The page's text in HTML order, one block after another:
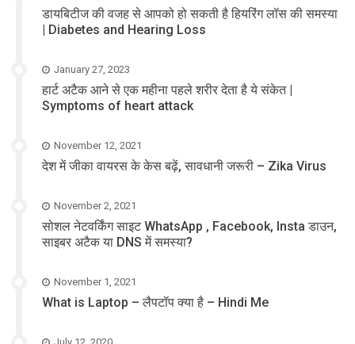
डायबिटीज की वजह से आपको हो सकती है हियरिंग लॉस की समस्या
| Diabetes and Hearing Loss
January 27, 2023
हार्ट अटैक आने से एक महीना पहले शरीर देता है ये संकेत |
Symptoms of heart attack
November 12, 2021
देश में जीका वायरस के केस बढ़ें, सावधानी जरूरी – Zika Virus
November 2, 2021
सोशल नेटवर्किंग साइट WhatsApp , Facebook, Insta डाउन,
साइबर अटैक या DNS में समस्या?
November 1, 2021
What is Laptop – लैपटॉप क्या है – Hindi Me